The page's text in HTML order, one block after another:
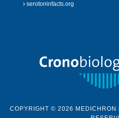
serotoninfacts.org
COPYRIGHT © 2026 MEDICHRON